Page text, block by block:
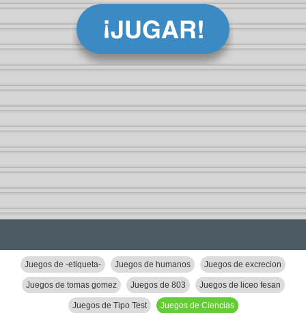
Juegos de -etiqueta- Juegos de humanos Juegos de excrecion
Juegos de tomas gomez Juegos de 803 Juegos de liceo fesan
Juegos de Tipo Test Juegos de Ciencias